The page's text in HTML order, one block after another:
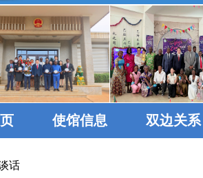
使馆信息 双边关系
话